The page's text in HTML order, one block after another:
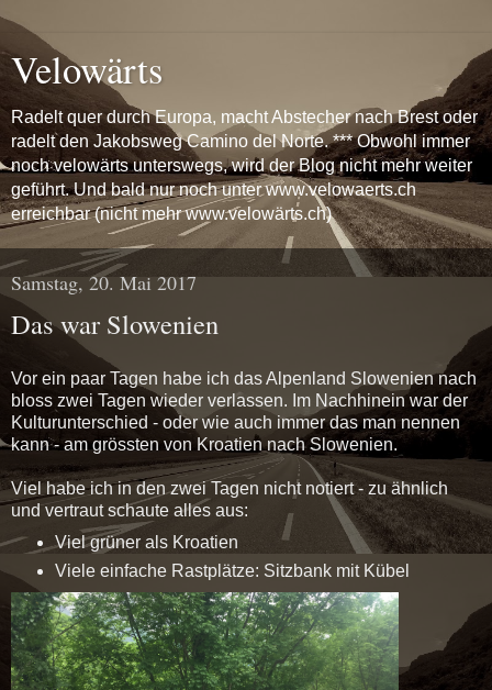
Velowärts
Radelt quer durch Europa, macht Abstecher nach Brest oder
radelt den Jakobsweg Camino del Norte. *** Obwohl immer
noch velowärts unterswegs, wird der Blog nicht mehr weiter
geführt. Und bald nur noch unter www.velowaerts.ch
erreichbar (nicht mehr www.velowärts.ch)
Samstag, 20. Mai 2017
Das war Slowenien
Vor ein paar Tagen habe ich das Alpenland Slowenien nach
bloss zwei Tagen wieder verlassen. Im Nachhinein war der
Kulturunterschied - oder wie auch immer das man nennen
kann - am grössten von Kroatien nach Slowenien.
Viel habe ich in den zwei Tagen nicht notiert - zu ähnlich
und vertraut schaute alles aus:
Viel grüner als Kroatien
Viele einfache Rastplätze: Sitzbank mit Kübel